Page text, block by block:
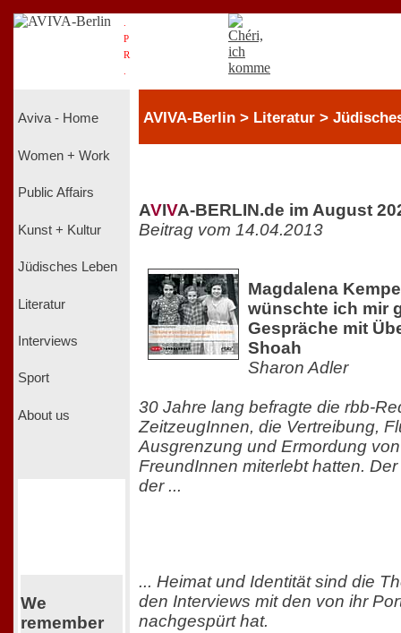
P
R
Aviva - Home
Women + Work
Public Affairs
Kunst + Kultur
Jüdisches Leben
Literatur
Interviews
Sport
About us
We
remember
AVIVA-Berlin > Literatur >
AVIVA-BERLIN.de im August
Beitrag vom 14.04.2013
Magdalena
wünschte ich mir
Gespräche mit
Shoah
Sharon Adler
30 Jahre lang befragte die rbb-
ZeitzeugInnen, die Vertreibung,
Ausgrenzung und Ermordung
FreundInnen miterlebt hatten.
der ...
... Heimat und Identität sind die
den Interviews mit den von ihr
nachgespürt hat.